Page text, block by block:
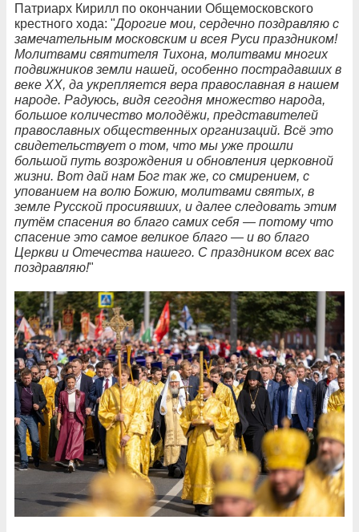
Патриарх Кирилл по окончании Общемосковского
крестного хода: "Дорогие мои, сердечно поздравляю с
замечательным московским и всея Руси праздником!
Молитвами святителя Тихона, молитвами многих
подвижников земли нашей, особенно пострадавших в
веке XX, да укрепляется вера православная в нашем
народе. Радуюсь, видя сегодня множество народа,
большое количество молодёжи, представителей
православных общественных организаций. Всё это
свидетельствует о том, что мы уже прошли
большой путь возрождения и обновления церковной
жизни. Вот дай нам Бог так же, со смирением, с
упованием на волю Божию, молитвами святых, в
земле Русской просиявших, и далее следовать этим
путём спасения во благо самих себя — потому что
спасение это самое великое благо — и во благо
Церкви и Отечества нашего. С праздником всех вас
поздравляю!"